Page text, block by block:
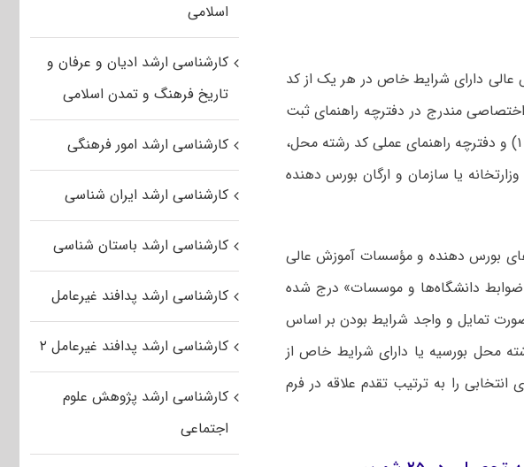
عالی دارای شرایط خاص در هر یک از کد
مندرج در دفترچه راهنمای ثبت
نام آزمون کارشناسی ارشد ناپیوسته سال ۱۳۹۹ (دفترچه شماره ۱) و دفترچه راهنمای عملی کد رشته محل،
یا سازمان و ارگان بورس دهنده
بورس دهنده و مؤسسات آموزش عالی
دانشگاه‌ها و موسسات» درج شده
تمایل و واجد شرایط بودن بر اساس
مجاز خود، نسبت به انتخاب حداکثر ۲ کد رشته محل بورسیه یا دارای شرایط خاص از
را به ترتیب تقدم علاقه در فرم
اسلامی
کارشناسی ارشد ادیان و عرفان و
تاریخ فرهنگ و تمدن اسلامی
کارشناسی ارشد امور فرهنگی
کارشناسی ارشد ایران شناسی
کارشناسی ارشد باستان شناسی
کارشناسی ارشد پدافند غیرعامل
کارشناسی ارشد پدافند غیرعامل ۲
کارشناسی ارشد پژوهش علوم
اجتماعی